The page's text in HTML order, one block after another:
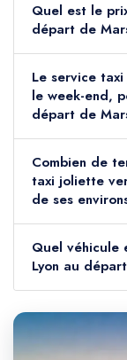
Quel est le
départ de
Le service
le week-end,
départ de
Combien de
taxi joliette
de ses
Quel véhicule
Lyon au